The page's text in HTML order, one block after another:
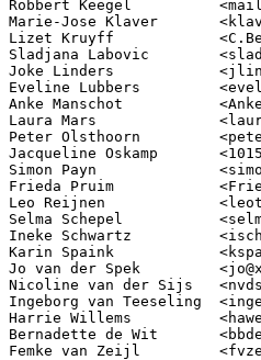
Robbert Keegel
Marie-Jose Klaver
Lizet Kruyff
Sladjana Labovic
Joke Linders
Eveline Lubbers
Anke Manschot
Laura Mars
Peter Olsthoorn
Jacqueline Oskamp
Simon Payn
Frieda Pruim
Leo Reijnen
Selma Schepel
Ineke Schwartz
Karin Spaink
Jo van der Spek
Nicoline van der Sijs
Ingeborg van Teeseling
Harrie Willems
Bernadette de Wit
Femke van Zeijl